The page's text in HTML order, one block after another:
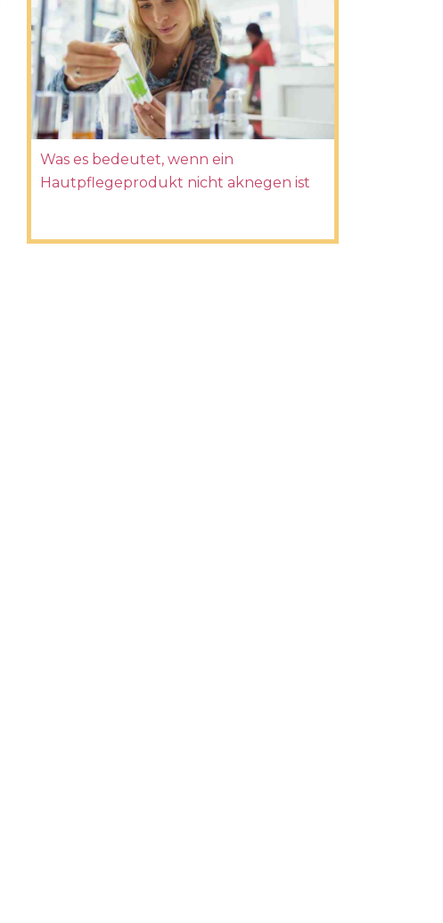
Was es bedeutet, wenn ein
Hautpflegeprodukt nicht aknegen ist